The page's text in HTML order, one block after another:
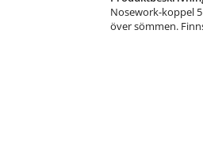
Nosework-koppel
över sömmen.